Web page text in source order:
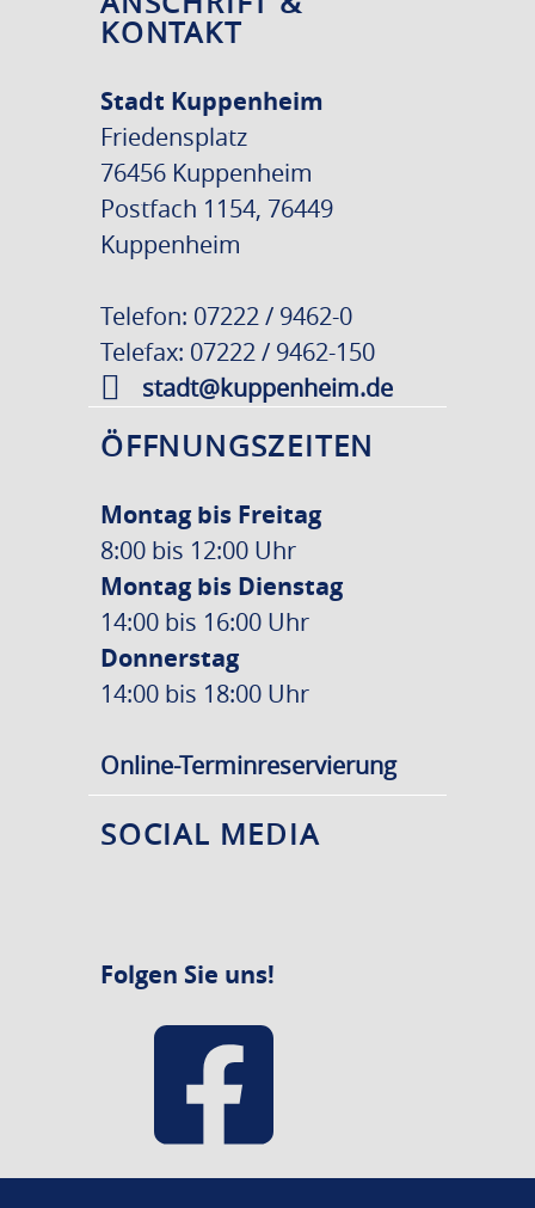
KONTAKT
Stadt Kuppenheim
Friedensplatz
76456 Kuppenheim
Postfach 1154, 76449
Kuppenheim
Telefon: 07222 / 9462-0
Telefax: 07222 / 9462-150
stadt@kuppenheim.de
ÖFFNUNGSZEITEN
Montag bis Freitag
8:00 bis 12:00 Uhr
Montag bis Dienstag
14:00 bis 16:00 Uhr
Donnerstag
14:00 bis 18:00 Uhr
Online-Terminreservierung
SOCIAL MEDIA
Folgen Sie uns!